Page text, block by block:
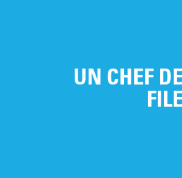
UN CHEF DE
FILE